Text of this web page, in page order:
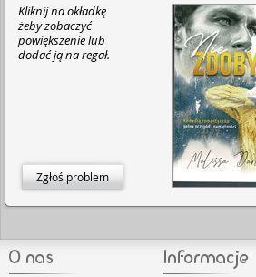
Kliknij na okładkę
żeby zobaczyć
powiększenie lub
dodać ją na regał.
Zgłoś problem